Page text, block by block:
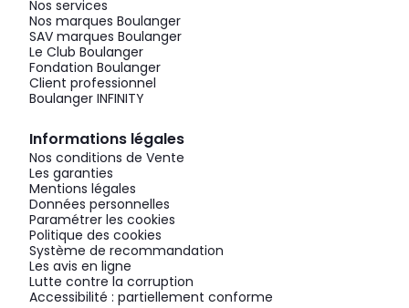
Nos services
Nos marques Boulanger
SAV marques Boulanger
Le Club Boulanger
Fondation Boulanger
Client professionnel
Boulanger INFINITY
Informations légales
Nos conditions de Vente
Les garanties
Mentions légales
Données personnelles
Paramétrer les cookies
Politique des cookies
Système de recommandation
Les avis en ligne
Lutte contre la corruption
Accessibilité : partiellement conforme